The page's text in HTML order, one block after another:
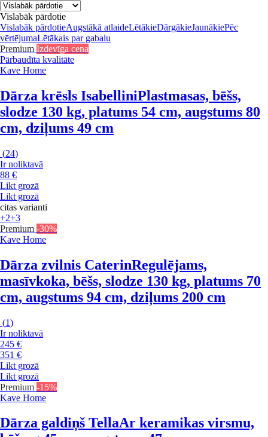
Vislabāk pārdotie
Vislabāk pārdotieAugstākā atlaideLētākieDārgākieJaunākiePēc
vērtējumaLētākais par gabalu
Premium Izdevīga cena
Pārbaudīta kvalitāte
Kave Home
Dārza krēsls IsabelliniPlastmasas, bēšs,
slodze 130 kg, platums 54 cm, augstums 80
cm, dziļums 49 cm
(24)
Ir noliktavā
88 €
Likt grozā
Likt grozā
citas varianti
+2+3
Premium -30%
Kave Home
Dārza zvilnis CaterinRegulējams,
masīvkoka, bēšs, slodze 130 kg, platums 70
cm, augstums 94 cm, dziļums 200 cm
(1)
Ir noliktavā
245 €
351 €
Likt grozā
Likt grozā
Premium -15%
Kave Home
Dārza galdiņš TellaAr keramikas virsmu,